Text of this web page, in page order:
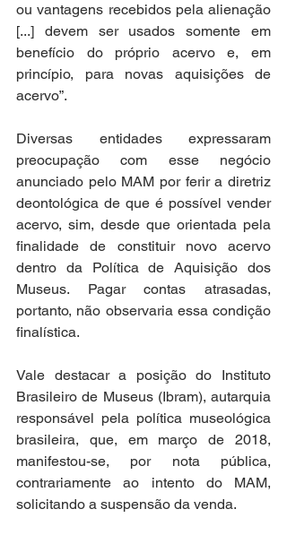
ou vantagens recebidos pela alienação
[...] devem ser usados somente em
benefício do próprio acervo e, em
princípio, para novas aquisições de
acervo”.
Diversas entidades expressaram
preocupação com esse negócio
anunciado pelo MAM por ferir a diretriz
deontológica de que é possível vender
acervo, sim, desde que orientada pela
finalidade de constituir novo acervo
dentro da Política de Aquisição dos
Museus. Pagar contas atrasadas,
portanto, não observaria essa condição
finalística.
Vale destacar a posição do Instituto
Brasileiro de Museus (Ibram), autarquia
responsável pela política museológica
brasileira, que, em março de 2018,
manifestou-se, por nota pública,
contrariamente ao intento do MAM,
solicitando a suspensão da venda.